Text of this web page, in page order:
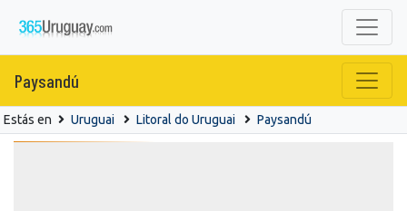
Paysandú
Estás en Uruguai Litoral do Uruguai Paysandú